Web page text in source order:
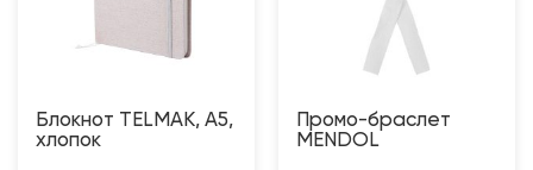
Блокнот TELMAK, A5,
хлопок
Промо-браслет
MENDOL